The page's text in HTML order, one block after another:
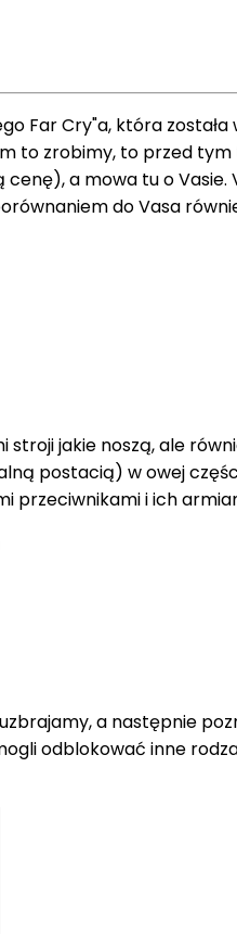
Far Cry"a, która
to zrobimy, to przed
cenę), a mowa tu o
do Vasa
jakie noszą, ale
postacią) w owej
przeciwnikami i ich
a następnie
odblokować inne